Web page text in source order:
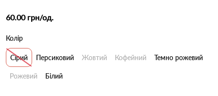
60.00 грн/од.
Колір
Сірий Персиковий Жовтий Кофейний Темно рожевий
Рожевий Білий